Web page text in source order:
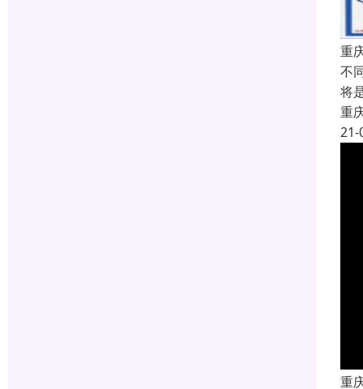
重
不
将
重
21-
重